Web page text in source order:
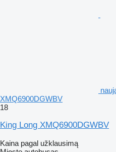
XMQ6900DGWBV
18
King Long XMQ6900DGWBV
Kaina pagal užklausimą